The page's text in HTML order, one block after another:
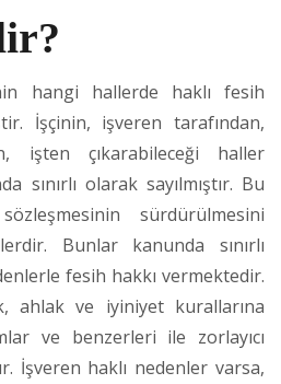
hangi hallerde haklı fesih
İşçinin, işveren tarafından,
işten çıkarabileceği haller
sınırlı olarak sayılmıştır. Bu
sürdürülmesini
Bunlar kanunda sınırlı
fesih hakkı vermektedir.
ahlak ve iyiniyet kurallarına
ve benzerleri ile zorlayıcı
İşveren haklı nedenler varsa,